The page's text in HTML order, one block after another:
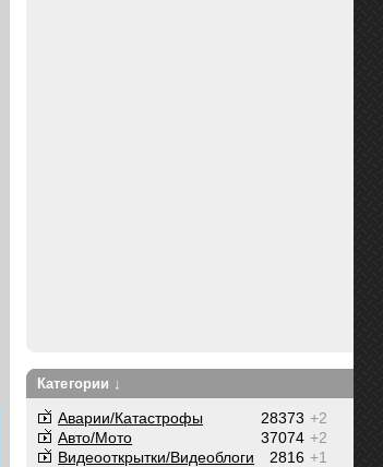
Категории ↓
+2
28373
Аварии/Катастрофы
+2
37074
Авто/Мото
+1
2816
Видеооткрытки/Видеоблоги